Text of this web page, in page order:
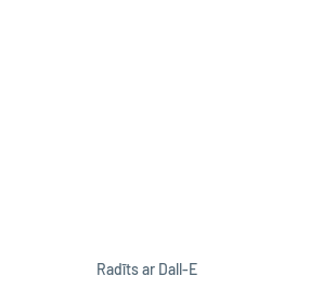
Radīts ar Dall-E